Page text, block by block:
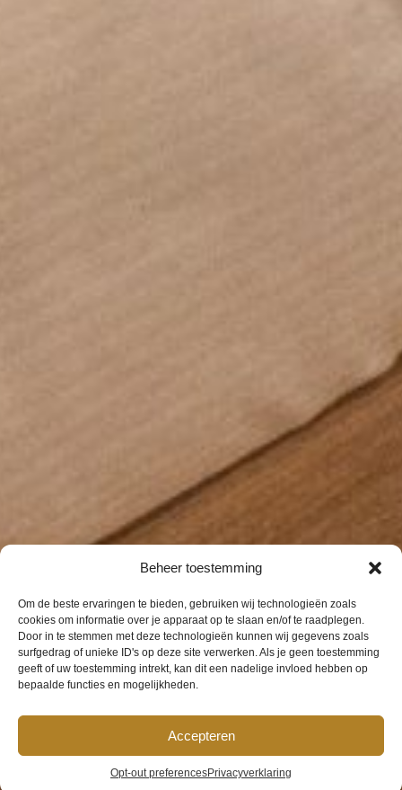
Beheer toestemming
Om de beste ervaringen te bieden, gebruiken wij technologieën zoals
cookies om informatie over je apparaat op te slaan en/of te raadplegen.
Door in te stemmen met deze technologieën kunnen wij gegevens zoals
surfgedrag of unieke ID's op deze site verwerken. Als je geen toestemming
geeft of uw toestemming intrekt, kan dit een nadelige invloed hebben op
bepaalde functies en mogelijkheden.
Accepteren
Opt-out preferencesPrivacyverklaring